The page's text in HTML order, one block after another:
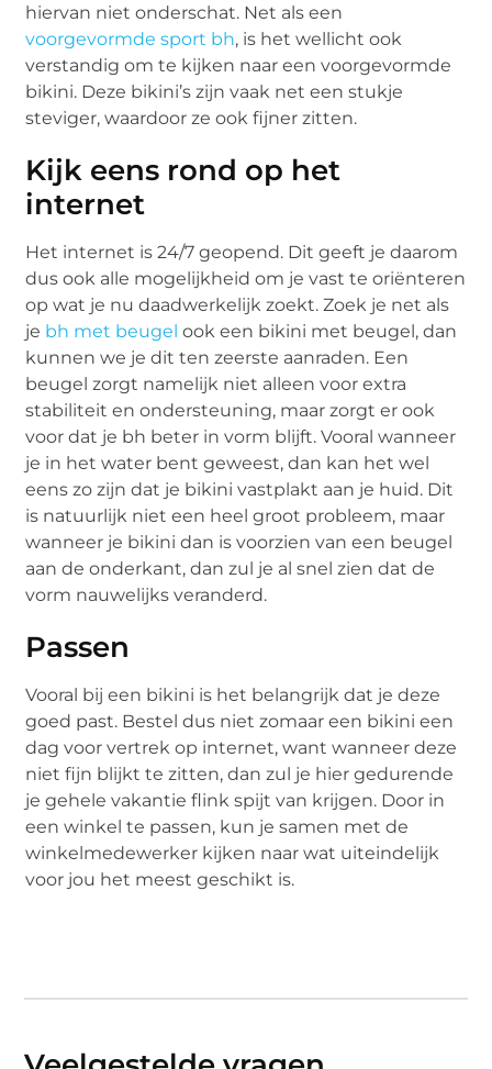
hiervan niet onderschat. Net als een
voorgevormde sport bh, is het wellicht ook
verstandig om te kijken naar een voorgevormde
bikini. Deze bikini’s zijn vaak net een stukje
steviger, waardoor ze ook fijner zitten.
Kijk eens rond op het
internet
Het internet is 24/7 geopend. Dit geeft je daarom
dus ook alle mogelijkheid om je vast te oriënteren
op wat je nu daadwerkelijk zoekt. Zoek je net als
je bh met beugel ook een bikini met beugel, dan
kunnen we je dit ten zeerste aanraden. Een
beugel zorgt namelijk niet alleen voor extra
stabiliteit en ondersteuning, maar zorgt er ook
voor dat je bh beter in vorm blijft. Vooral wanneer
je in het water bent geweest, dan kan het wel
eens zo zijn dat je bikini vastplakt aan je huid. Dit
is natuurlijk niet een heel groot probleem, maar
wanneer je bikini dan is voorzien van een beugel
aan de onderkant, dan zul je al snel zien dat de
vorm nauwelijks veranderd.
Passen
Vooral bij een bikini is het belangrijk dat je deze
goed past. Bestel dus niet zomaar een bikini een
dag voor vertrek op internet, want wanneer deze
niet fijn blijkt te zitten, dan zul je hier gedurende
je gehele vakantie flink spijt van krijgen. Door in
een winkel te passen, kun je samen met de
winkelmedewerker kijken naar wat uiteindelijk
voor jou het meest geschikt is.